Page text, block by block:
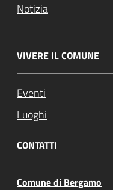
Notizia
VIVERE IL COMUNE
Eventi
Luoghi
CONTATTI
Comune di Bergamo